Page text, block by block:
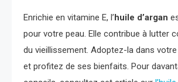
Enrichie en vitamine E, l’huile d’argan
pour votre peau. Elle contribue à lutter
du vieillissement. Adoptez-la dans
et profitez de ses bienfaits. Pour